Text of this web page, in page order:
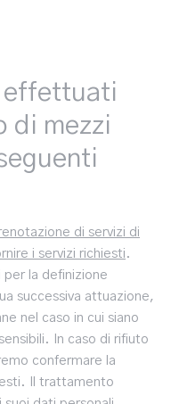
effettuati
di mezzi
di servizi di
i servizi richiesti .
per la definizione
successiva attuazione,
nel caso in cui siano
In caso di rifiuto
confermare la
Il trattamento